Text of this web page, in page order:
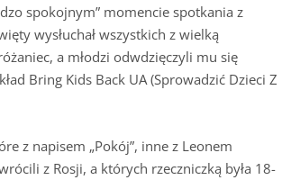
spokojnym” momencie spotkania z
wysłuchał wszystkich z wielką
a młodzi odwdzięczyli mu się
Bring Kids Back UA (Sprowadzić Dzieci Z
z napisem „Pokój”, inne z Leonem
z Rosji, a których rzeczniczką była 18-